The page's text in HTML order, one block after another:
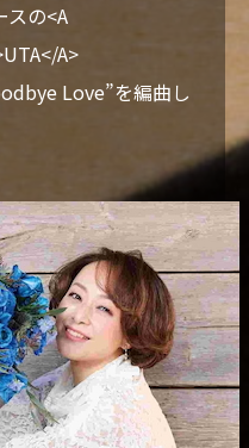
スの<A
A>
Love”を編曲し